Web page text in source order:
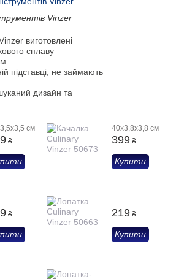
Vinzer
виготовлені
сплаву
підставці, не займають
дизайн та
см
₴
40х3,8х3,8 см
399 ₴
Купити
₴ 219 ₴
Купити